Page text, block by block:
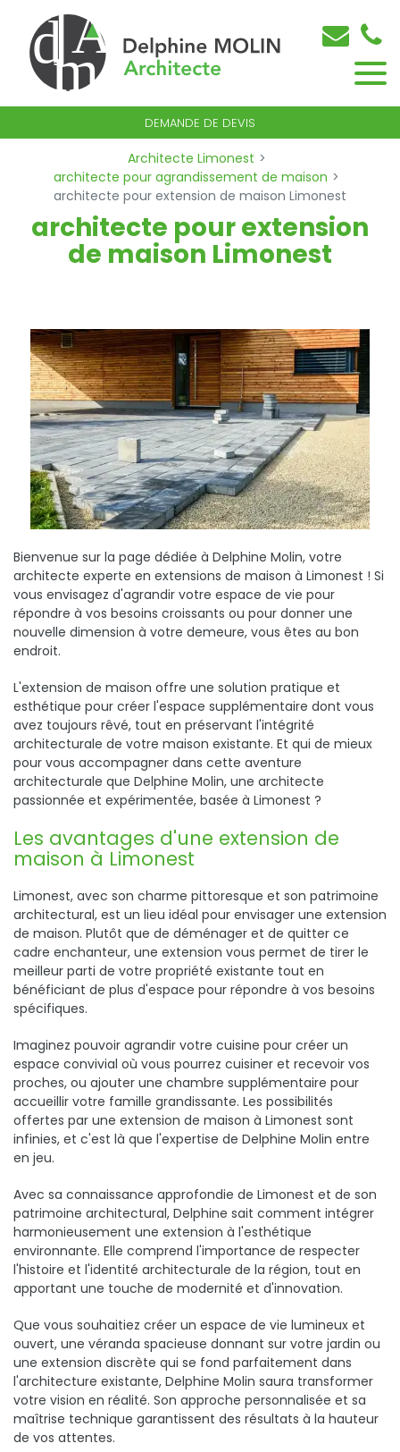
DEMANDE DE DEVIS
Architecte Limonest
architecte pour agrandissement de maison
architecte pour extension de maison Limonest
architecte pour extension
de maison Limonest
Bienvenue sur la page dédiée à Delphine Molin, votre
architecte experte en extensions de maison à Limonest ! Si
vous envisagez d'agrandir votre espace de vie pour
répondre à vos besoins croissants ou pour donner une
nouvelle dimension à votre demeure, vous êtes au bon
endroit.
L'extension de maison offre une solution pratique et
esthétique pour créer l'espace supplémentaire dont vous
avez toujours rêvé, tout en préservant l'intégrité
architecturale de votre maison existante. Et qui de mieux
pour vous accompagner dans cette aventure
architecturale que Delphine Molin, une architecte
passionnée et expérimentée, basée à Limonest ?
Les avantages d'une extension de
maison à Limonest
Limonest, avec son charme pittoresque et son patrimoine
architectural, est un lieu idéal pour envisager une extension
de maison. Plutôt que de déménager et de quitter ce
cadre enchanteur, une extension vous permet de tirer le
meilleur parti de votre propriété existante tout en
bénéficiant de plus d'espace pour répondre à vos besoins
spécifiques.
Imaginez pouvoir agrandir votre cuisine pour créer un
espace convivial où vous pourrez cuisiner et recevoir vos
proches, ou ajouter une chambre supplémentaire pour
accueillir votre famille grandissante. Les possibilités
offertes par une extension de maison à Limonest sont
infinies, et c'est là que l'expertise de Delphine Molin entre
en jeu.
Avec sa connaissance approfondie de Limonest et de son
patrimoine architectural, Delphine sait comment intégrer
harmonieusement une extension à l'esthétique
environnante. Elle comprend l'importance de respecter
l'histoire et l'identité architecturale de la région, tout en
apportant une touche de modernité et d'innovation.
Que vous souhaitiez créer un espace de vie lumineux et
ouvert, une véranda spacieuse donnant sur votre jardin ou
une extension discrète qui se fond parfaitement dans
l'architecture existante, Delphine Molin saura transformer
votre vision en réalité. Son approche personnalisée et sa
maîtrise technique garantissent des résultats à la hauteur
de vos attentes.